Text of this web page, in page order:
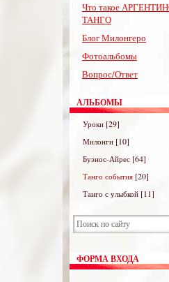
Что такое
ТАНГО
Блог Милонгеро
Фотоальбомы
Вопрос/Ответ
АЛЬБОМЫ
Уроки [29]
Милонги [10]
Буэнос-Айрес [64]
Танго события [20]
Танго с улыбкой [11]
ФОРМА ВХОДА